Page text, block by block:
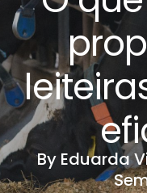
By Eduarda